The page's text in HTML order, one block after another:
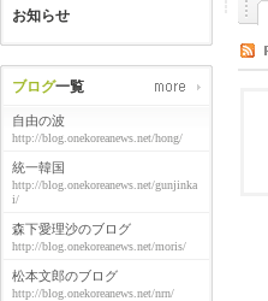
お知らせ
ブログ一覧
自由の波
http://blog.onekoreanews.net/hong/
統一韓国
http://blog.onekoreanews.net/gunjinka
i/
森下愛理沙のブログ
http://blog.onekoreanews.net/moris/
松本文郎のブログ
http://blog.onekoreanews.net/nrn/